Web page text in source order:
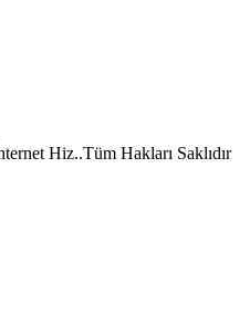
Hiz..Tüm Hakları Saklıdır